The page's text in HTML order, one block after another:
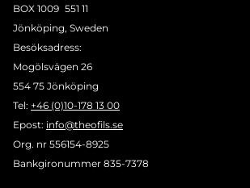
BOX 1009 551 11
Jönköping, Sweden
Besöksadress:
Mogölsvägen 26
554 75 Jönköping
Tel: +46 (0)10-178 13 00
Epost: info@theofils.se
Org. nr 556154-8925
Bankgironummer 835-7378